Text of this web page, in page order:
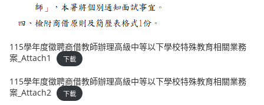
115學年度徵聘商借教師辦理高級中等以下學校特殊教育相關業務
案_Attach1
下載
115學年度徵聘商借教師辦理高級中等以下學校特殊教育相關業務
案_Attach2
下載